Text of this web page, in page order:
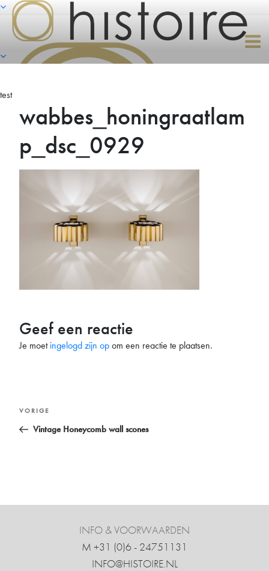
Naar
inhoud
springen
test
wabbes_honingraatlam
p_dsc_0929
Geef een reactie
Je moetingelogd zijn opom een reactie te plaatsen.
Bericht
navigatie
Vorig
bericht
VORIGE
Vintage Honeycomb wall scones
INFO & VOORWAARDEN
M +31 ‍(0)6 - 24751131
INFO@HISTOIRE.NL